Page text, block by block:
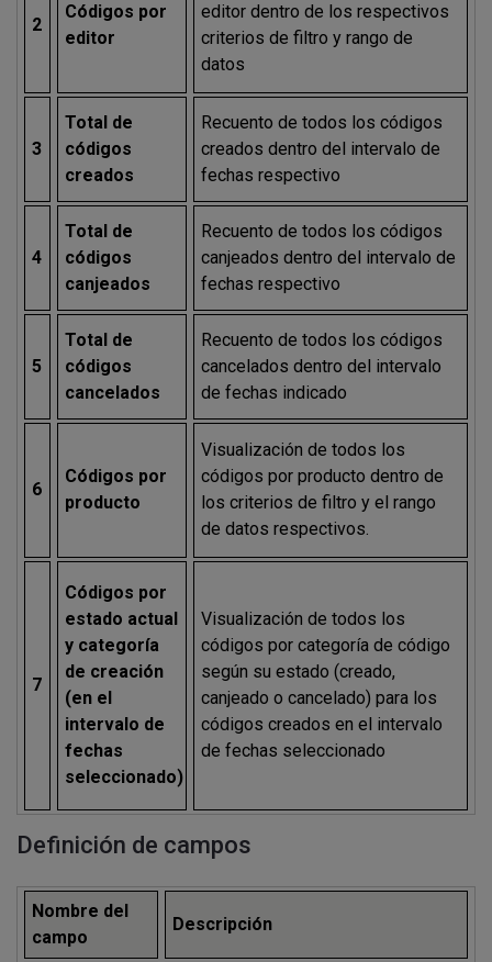
2
Códigos por
editor
editor dentro de los respectivos
criterios de filtro y rango de
datos
3
Total de
códigos
creados
Recuento de todos los códigos
creados dentro del intervalo de
fechas respectivo
4
Total de
códigos
canjeados
Recuento de todos los códigos
canjeados dentro del intervalo de
fechas respectivo
5
Total de
códigos
cancelados
Recuento de todos los códigos
cancelados dentro del intervalo
de fechas indicado
6
Códigos por
producto
Visualización de todos los
códigos por producto dentro de
los criterios de filtro y el rango
de datos respectivos.
7
Códigos por
estado actual
y categoría
de creación
(en el
intervalo de
fechas
seleccionado)
Visualización de todos los
códigos por categoría de código
según su estado (creado,
canjeado o cancelado) para los
códigos creados en el intervalo
de fechas seleccionado
Definición de campos
Nombre del
campo
Descripción